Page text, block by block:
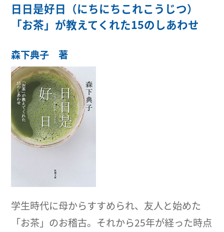
日日是好日（にちにちこれこうじつ）
「お茶」が教えてくれた15のしあわせ
森下典子 著
学生時代に母からすすめられ、友人と始めた
「お茶」のお稽古。それから25年が経った時点